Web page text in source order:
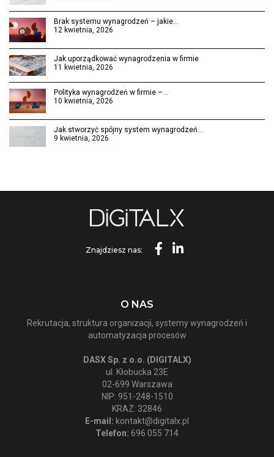
Brak systemu wynagrodzeń – jakie…
12 kwietnia, 2026
Jak uporządkować wynagrodzenia w firmie
11 kwietnia, 2026
Polityka wynagrodzeń w firmie –…
10 kwietnia, 2026
Jak stworzyć spójny system wynagrodzeń…
9 kwietnia, 2026
Znajdziesz nas:
O NAS
Rekrutacja, struktura organizacji, systemy wynagrodzeń i
automatyzacja procesów
DASX Sp. z o.o. (DIGITALX)
ul. Kłobucka 23E
02-699 Warszawa
NIP: 951-248-1510
KRAZ: 32846
E-mail: kontakt@digitalx.pl
Telefon: 696 055 714